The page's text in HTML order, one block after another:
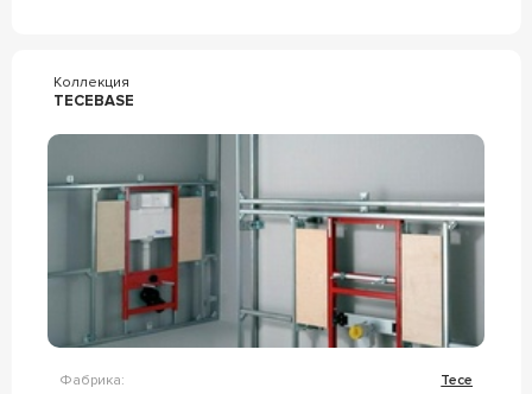
Коллекция
TECEBASE
Фабрика:
Tece